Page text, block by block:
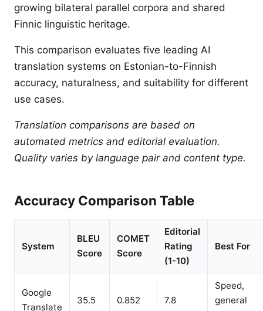
growing bilateral parallel corpora and shared
Finnic linguistic heritage.
This comparison evaluates five leading AI
translation systems on Estonian-to-Finnish
accuracy, naturalness, and suitability for different
use cases.
Translation comparisons are based on
automated metrics and editorial evaluation.
Quality varies by language pair and content type.
Accuracy Comparison Table
System
BLEU
Score
COMET
Score
Editorial
Rating
(1-10)
Best For
Google
Translate
35.5 0.852 7.8
Speed,
general